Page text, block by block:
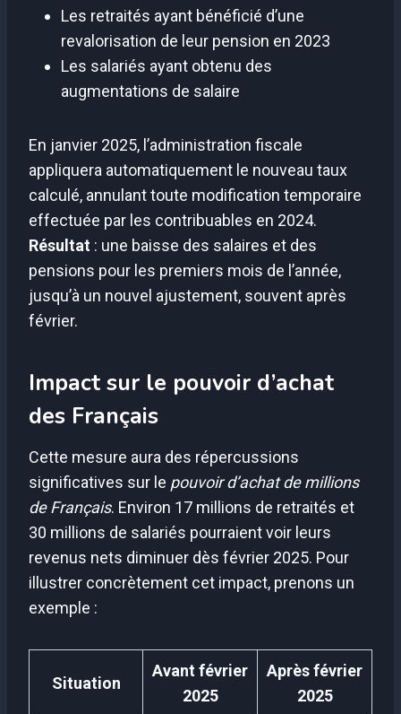
Les retraités ayant bénéficié d’une
revalorisation de leur pension en 2023
Les salariés ayant obtenu des
augmentations de salaire
En janvier 2025, l’administration fiscale
appliquera automatiquement le nouveau taux
calculé, annulant toute modification temporaire
effectuée par les contribuables en 2024.
Résultat : une baisse des salaires et des
pensions pour les premiers mois de l’année,
jusqu’à un nouvel ajustement, souvent après
février.
Impact sur le pouvoir d’achat
des Français
Cette mesure aura des répercussions
significatives sur le pouvoir d’achat de millions
de Français. Environ 17 millions de retraités et
30 millions de salariés pourraient voir leurs
revenus nets diminuer dès février 2025. Pour
illustrer concrètement cet impact, prenons un
exemple :
Situation
Avant février
2025
Après février
2025